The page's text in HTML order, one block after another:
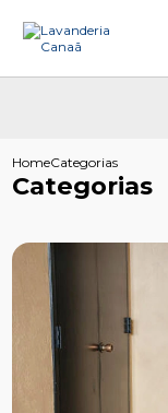
HomeCategorias
Categorias